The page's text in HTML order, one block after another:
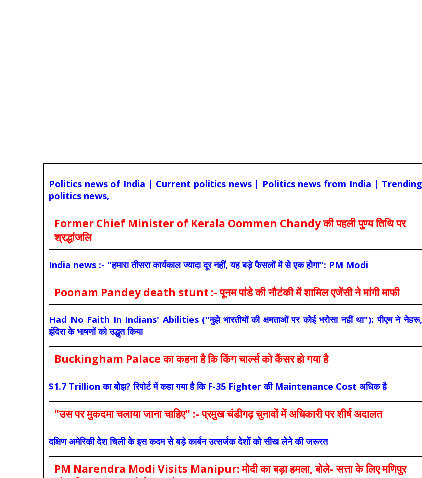
Politics news of India | Current politics news | Politics news from India | Trending
politics news,
Former Chief Minister of Kerala Oommen Chandy की पहली पुण्य तिथि पर
श्रद्धांजलि
India news :- "हमारा तीसरा कार्यकाल ज्यादा दूर नहीं, यह बड़े फैसलों में से एक होगा": PM Modi
Poonam Pandey death stunt :- पूनम पांडे की नौटंकी में शामिल एजेंसी ने मांगी माफी
Had No Faith In Indians' Abilities ("मुझे भारतीयों की क्षमताओं पर कोई भरोसा नहीं था"): पीएम ने नेहरू,
इंदिरा के भाषणों को उद्धृत किया
Buckingham Palace का कहना है कि किंग चार्ल्स को कैंसर हो गया है
$1.7 Trillion का बोझ? रिपोर्ट में कहा गया है कि F-35 Fighter की Maintenance Cost अधिक है
"उस पर मुकदमा चलाया जाना चाहिए" :- प्रमुख चंडीगढ़ चुनावों में अधिकारी पर शीर्ष अदालत
दक्षिण अमेरिकी देश चिली के इस कदम से बड़े कार्बन उत्सर्जक देशों को सीख लेने की जरूरत
PM Narendra Modi Visits Manipur: मोदी का बड़ा हमला, बोले- सत्ता के लिए मणिपुर